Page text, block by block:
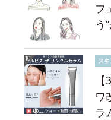
フ
う
ス
ワ
ラ